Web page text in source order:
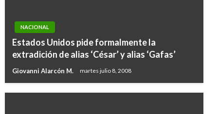
NACIONAL
Estados Unidos pide formalmente la
extradición de alias ‘César’ y alias ‘Gafas’
Giovanni Alarcón M. martes julio 8, 2008